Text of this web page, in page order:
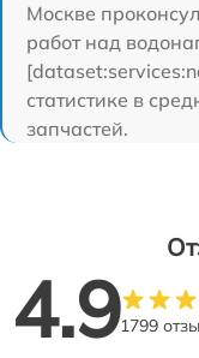
Москве
работ над
статистике в
запчастей.
4.91799